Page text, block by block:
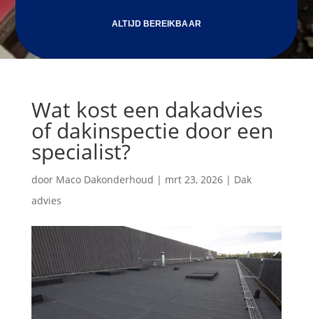
ALTIJD BEREIKBAAR
Wat kost een dakadvies
of dakinspectie door een
specialist?
door Maco Dakonderhoud | mrt 23, 2026| Dak
advies